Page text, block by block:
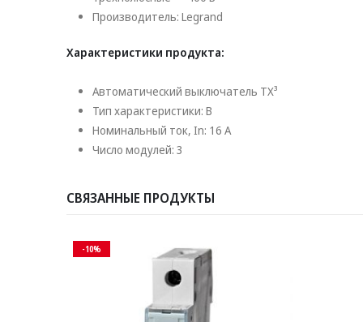
Производитель: Legrand
Характеристики продукта:
Автоматический выключатель TX³
Тип характеристики: B
Номинальный ток, In: 16 А
Число модулей: 3
СВЯЗАННЫЕ ПРОДУКТЫ
-10%